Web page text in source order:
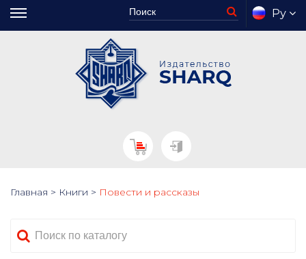
Ру
Главная > Книги > Повести и рассказы